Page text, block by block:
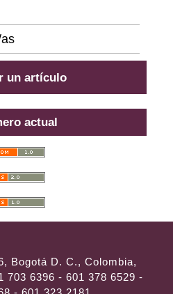
un artículo
actual
Bogotá D. C., Colombia,
703 6396 - 601 378 6529 -